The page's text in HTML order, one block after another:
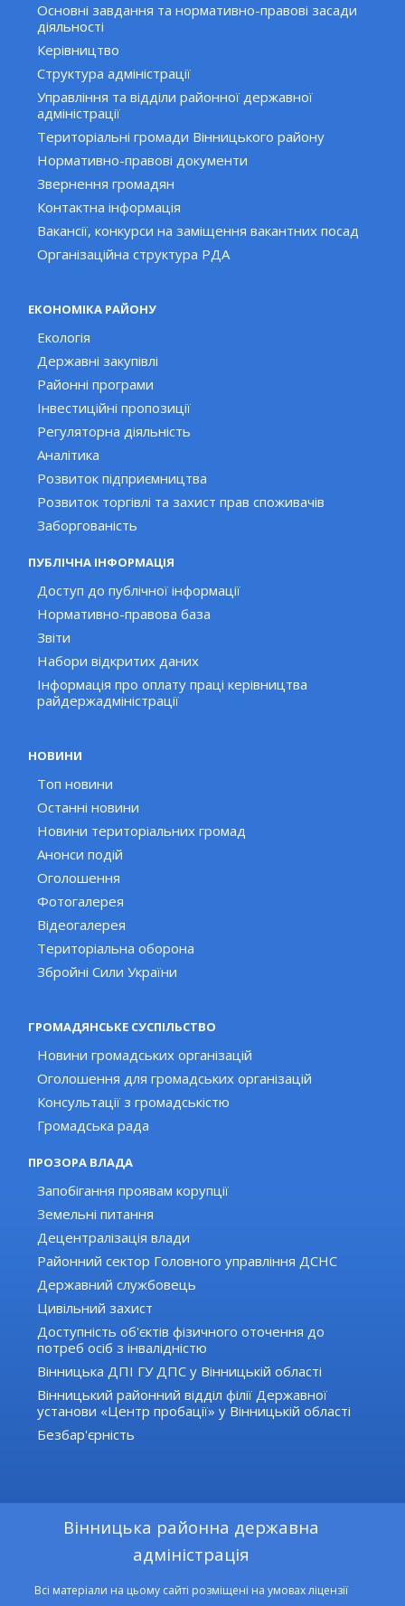
Основні завдання та нормативно-правові засади
діяльності
Керівництво
Структура адміністрації
Управління та відділи районної державної
адміністрації
Територіальні громади Вінницького району
Нормативно-правові документи
Звернення громадян
Контактна інформація
Вакансії, конкурси на заміщення вакантних посад
Організаційна структура РДА
ЕКОНОМІКА РАЙОНУ
Екологія
Державні закупівлі
Районні програми
Інвестиційні пропозиції
Регуляторна діяльність
Аналітика
Розвиток підприємництва
Розвиток торгівлі та захист прав споживачів
Заборгованість
ПУБЛІЧНА ІНФОРМАЦІЯ
Доступ до публічної інформації
Нормативно-правова база
Звіти
Набори відкритих даних
Інформація про оплату праці керівництва
райдержадміністрації
НОВИНИ
Топ новини
Останні новини
Новини територіальних громад
Анонси подій
Оголошення
Фотогалерея
Відеогалерея
Територіальна оборона
Збройні Сили України
ГРОМАДЯНСЬКЕ СУСПІЛЬСТВО
Новини громадських організацій
Оголошення для громадських організацій
Консультації з громадськістю
Громадська рада
ПРОЗОРА ВЛАДА
Запобігання проявам корупції
Земельні питання
Децентралізація влади
Районний сектор Головного управління ДСНС
Державний службовець
Цивільний захист
Доступність об'єктів фізичного оточення до
потреб осіб з інвалідністю
Вінницька ДПІ ГУ ДПС у Вінницькій області
Вінницький районний відділ філії Державної
установи «Центр пробації» у Вінницькій області
Безбар'єрність
Вінницька районна державна
адміністрація
Всі матеріали на цьому сайті розміщені на умовах ліцензії